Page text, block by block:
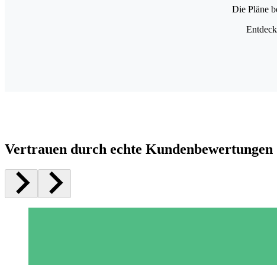
Die Pläne
Vertrauen durch echte Kundenbewertungen